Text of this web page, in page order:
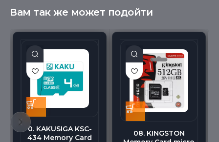
Вам так же может подойти
0. KAKUSIGA KSC-
434 Memory Card
08. KINGSTON